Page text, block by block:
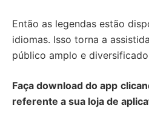
Então as legendas estão
idiomas. Isso torna a
público amplo e
Faça download do app
referente a sua loja de